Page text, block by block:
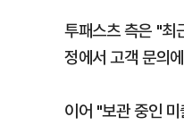
투패스츠 측은 "최
정에서 고객 문의
이어 "보관 중인